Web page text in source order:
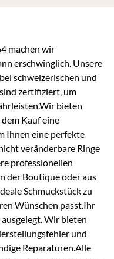
machen wir
erschwinglich. Unsere
schweizerischen und
zertifiziert, um
bieten
Kauf eine
Ihnen eine perfekte
veränderbare Ringe
professionellen
der Boutique oder aus
Schmuckstück zu
Wünschen passt.Ihr
Wir bieten
und
Reparaturen.Alle